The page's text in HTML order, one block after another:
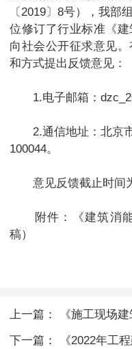
〔2019〕8号），我部
位修订了行业标准《
向社会公开征求意见
和方式提出反馈意见：
1.电子邮箱：
2.通信地址：北京市
100044。
意见反馈截止时间为
附件：
《建筑消
稿）
上一篇：
《施工现场建筑
下一篇：
《2022年工程建设